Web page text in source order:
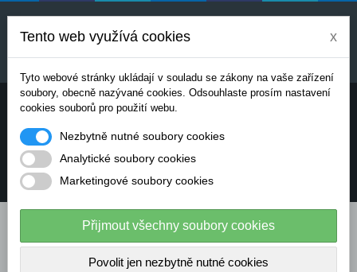
Uvedené ceny jsou orientační a mohou se měnit v
závislosti na aktuálních cenách výrobců a
dodavatelů. Pro přesnou cenovou nabídku prosím
Potřebujete poradit? Chcete objednávat telefonicky:
info@dataflex-security.com
Tento web využívá cookies x
Tyto webové stránky ukládají v souladu se zákony na vaše zařízení
soubory, obecně nazývané cookies. Odsouhlaste prosím nastavení
cookies souborů pro použití webu.
Nezbytně nutné soubory cookies
Analytické soubory cookies
Marketingové soubory cookies
Přijmout všechny soubory cookies
Povolit jen nezbytně nutné cookies